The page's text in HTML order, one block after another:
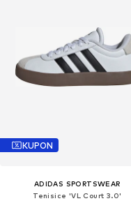
KUPON
ADIDAS SPORTSWEAR
Tenisice 'VL Court 3.0'